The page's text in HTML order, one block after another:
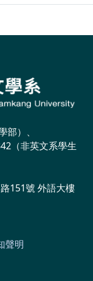
）、
（非英文系學生
151號 外語大樓
聲明